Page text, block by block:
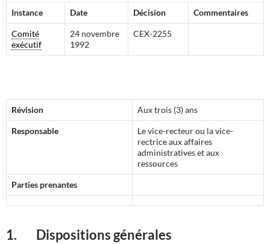
Instance Date Décision Commentaires
Comité
exécutif
24 novembre
1992
CEX-2255
Révision Aux trois (3) ans
Responsable
Le vice-recteur ou la vice-
rectrice aux affaires
administratives et aux
ressources
Parties prenantes
1. Dispositions générales